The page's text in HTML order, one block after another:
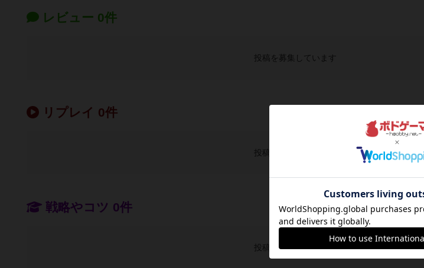
レビュー 0件
投稿を募集しています
リプレイ 0件
投稿を募集しています
戦略やコツ 0件
投稿を募集しています